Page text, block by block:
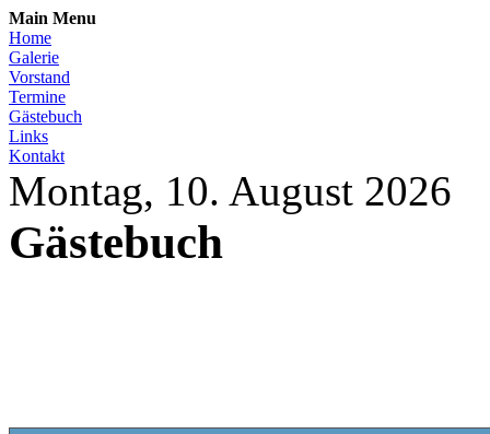
Main Menu
Home
Galerie
Vorstand
Termine
Gästebuch
Links
Kontakt
Montag, 10. August 2026
Gästebuch